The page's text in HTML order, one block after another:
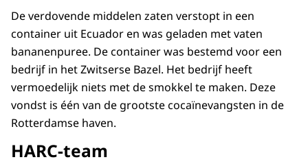
De verdovende middelen zaten verstopt in een
container uit Ecuador en was geladen met vaten
bananenpuree. De container was bestemd voor een
bedrijf in het Zwitserse Bazel. Het bedrijf heeft
vermoedelijk niets met de smokkel te maken. Deze
vondst is één van de grootste cocaïnevangsten in de
Rotterdamse haven.
HARC-team